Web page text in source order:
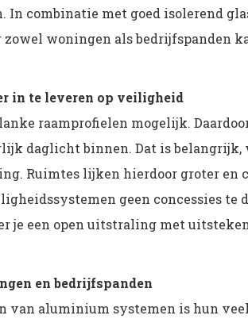
In combinatie met goed isolerend
woningen als bedrijfspanden
in te leveren op veiligheid
raamprofielen mogelijk.
daglicht binnen. Dat is
Ruimtes lijken hierdoor groter en
geen concessies te
je een open uitstraling met
en bedrijfspanden
van aluminium systemen is hun